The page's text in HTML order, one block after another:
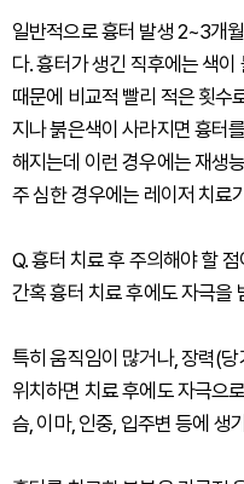
일반적으로 흉터 발생 2~3개
다. 흉터가 생긴 직후에는 색이
때문에 비교적 빨리 적은 횟수
지나 붉은색이 사라지면 흉터
해지는데 이런 경우에는 재생
주 심한 경우에는 레이저 치료
Q. 흉터 치료 후 주의해야 할
간혹 흉터 치료 후에도 자극을
특히 움직임이 많거나, 장력(
위치하면 치료 후에도 자극으
슴, 이마, 인중, 입주변 등에 생